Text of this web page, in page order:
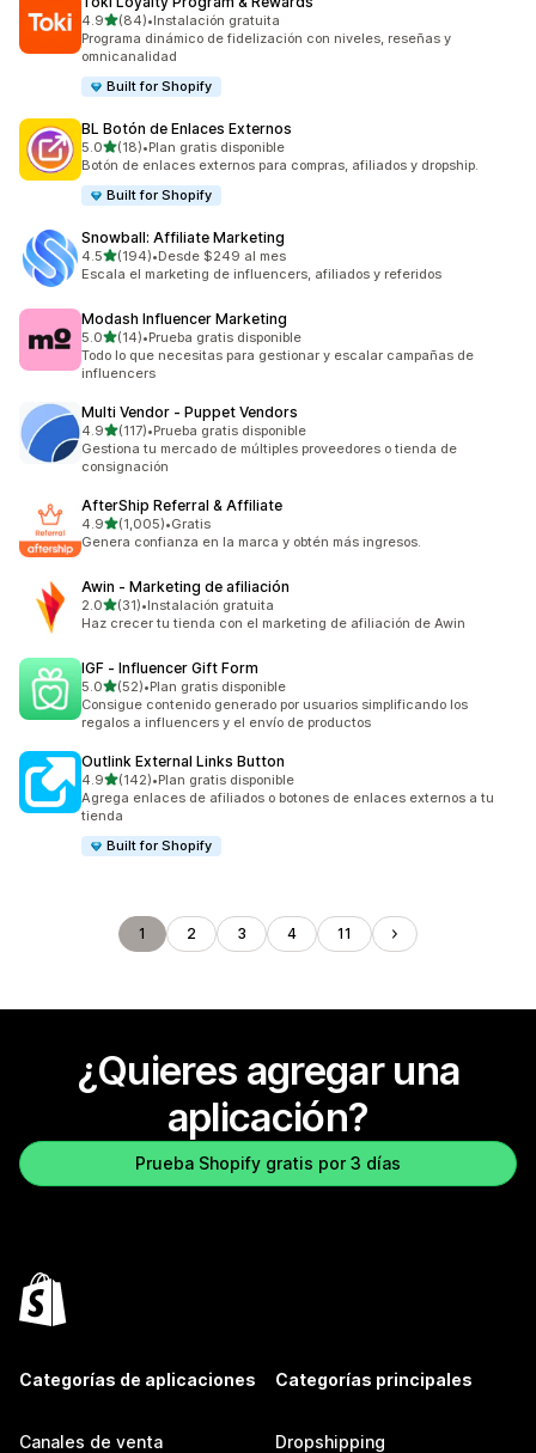
4.9de 5 estrellas
(84)
84 reseñas en total
•Instalación gratuita
Programa dinámico de fidelización con niveles, reseñas y
omnicanalidad
Built for Shopify
BL Botón de Enlaces Externos
5.0de 5 estrellas
(18)
18 reseñas en total
•Plan gratis disponible
Botón de enlaces externos para compras, afiliados y dropship.
Built for Shopify
Snowball: Affiliate Marketing
4.5de 5 estrellas
(194)
194 reseñas en total
•Desde $249 al mes
Escala el marketing de influencers, afiliados y referidos
Modash Influencer Marketing
5.0de 5 estrellas
(14)
14 reseñas en total
•Prueba gratis disponible
Todo lo que necesitas para gestionar y escalar campañas de
influencers
Multi Vendor ‑ Puppet Vendors
4.9de 5 estrellas
(117)
117 reseñas en total
•Prueba gratis disponible
Gestiona tu mercado de múltiples proveedores o tienda de
consignación
AfterShip Referral & Affiliate
4.9de 5 estrellas
(1,005)
1005 reseñas en total
•Gratis
Genera confianza en la marca y obtén más ingresos.
Awin ‑ Marketing de afiliación
2.0de 5 estrellas
(31)
31 reseñas en total
•Instalación gratuita
Haz crecer tu tienda con el marketing de afiliación de Awin
IGF ‑ Influencer Gift Form
5.0de 5 estrellas
(52)
52 reseñas en total
•Plan gratis disponible
Consigue contenido generado por usuarios simplificando los
regalos a influencers y el envío de productos
Outlink External Links Button
4.9de 5 estrellas
(142)
142 reseñas en total
•Plan gratis disponible
Agrega enlaces de afiliados o botones de enlaces externos a tu
tienda
Built for Shopify
1 2 3 4 11
¿Quieres agregar una
aplicación?
Prueba Shopify gratis por 3 días
Categorías de aplicaciones
Canales de venta
Categorías principales
Dropshipping